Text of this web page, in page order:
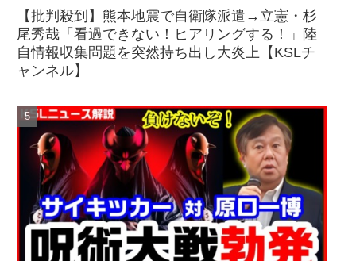
【批判殺到】熊本地震で自衛隊派遣→立憲・杉
尾秀哉「看過できない！ヒアリングする！」陸
自情報収集問題を突然持ち出し大炎上【KSLチ
ャンネル】